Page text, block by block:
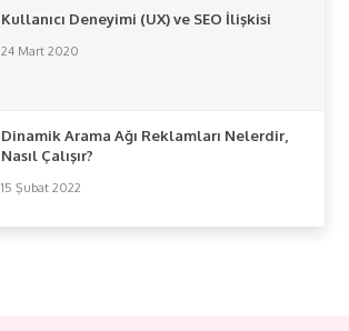
Kullanıcı Deneyimi (UX) ve SEO İlişkisi
24 Mart 2020
Dinamik Arama Ağı Reklamları Nelerdir,
Nasıl Çalışır?
15 Şubat 2022